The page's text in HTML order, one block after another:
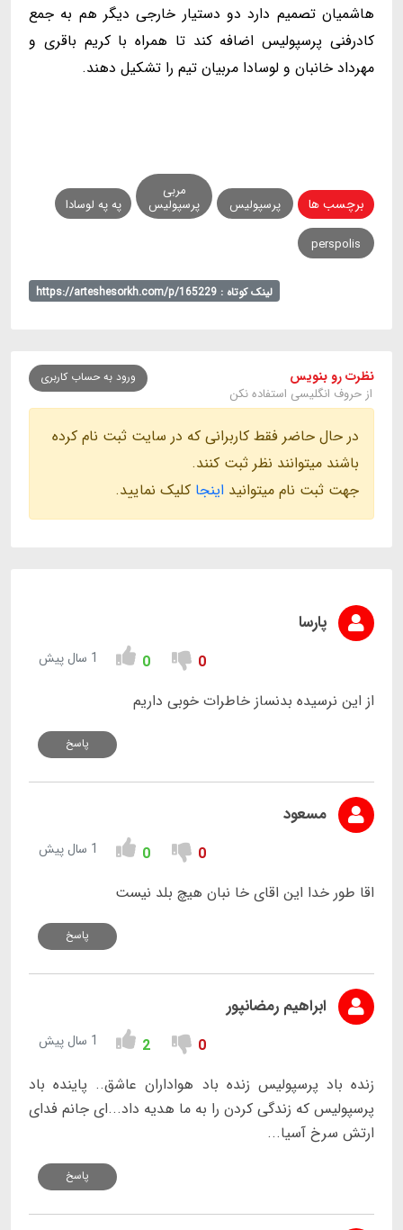
هاشمیان تصمیم دارد دو دستیار خارجی دیگر هم به جمع
کادرفنی پرسپولیس اضافه کند تا همراه با کریم باقری و
مهرداد خانبان و لوسادا مربیان تیم را تشکیل دهند.
برچسب ها پرسپولیس
مربی
پرسپولیس په په لوسادا
perspolis
لینک کوتاه : https://arteshesorkh.com/p/165229
نظرت رو بنویس
از حروف انگلیسی استفاده نکن
ورود به حساب کاربری
در حال حاضر فقط کاربرانی که در سایت ثبت نام کرده
باشند میتوانند نظر ثبت کنند.
جهت ثبت نام میتوانید اینجا کلیک نمایید.
پارسا
0
0 1 سال پیش
از این نرسیده بدنساز خاطرات خوبی داریم
پاسخ
مسعود
0
0 1 سال پیش
اقا طور خدا این اقای خا نبان هیچ بلد نیست
پاسخ
ابراهیم رمضانپور
0
2 1 سال پیش
زنده باد پرسپولیس زنده باد هواداران عاشق.. پاینده باد
پرسپولیس که زندگی کردن را به ما هدیه داد...ای جانم فدای
ارتش سرخ آسیا...
پاسخ